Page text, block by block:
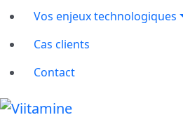
Vos enjeux technologiques
Cas clients
Contact